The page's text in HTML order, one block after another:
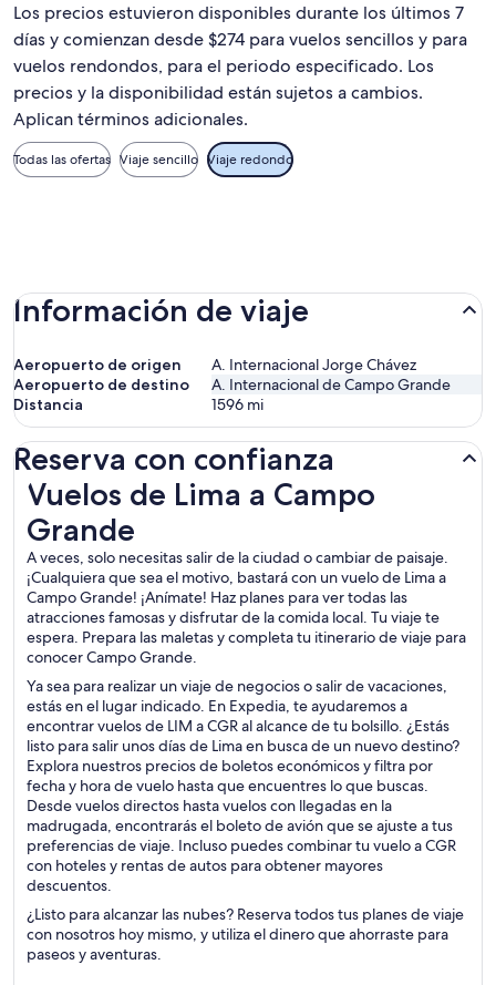
Los precios estuvieron disponibles durante los últimos 7
días y comienzan desde $274 para vuelos sencillos y para
vuelos rendondos, para el periodo especificado. Los
precios y la disponibilidad están sujetos a cambios.
Aplican términos adicionales.
Todas las ofertas Viaje sencillo Viaje redondo
Información de viaje
Aeropuerto de origen
A. Internacional Jorge Chávez
Aeropuerto de destino
A. Internacional de Campo Grande
Distancia
1596 mi
Reserva con confianza
Vuelos de Lima a Campo
Grande
A veces, solo necesitas salir de la ciudad o cambiar de paisaje.
¡Cualquiera que sea el motivo, bastará con un vuelo de Lima a
Campo Grande! ¡Anímate! Haz planes para ver todas las
atracciones famosas y disfrutar de la comida local. Tu viaje te
espera. Prepara las maletas y completa tu itinerario de viaje para
conocer Campo Grande.
Ya sea para realizar un viaje de negocios o salir de vacaciones,
estás en el lugar indicado. En Expedia, te ayudaremos a
encontrar vuelos de LIM a CGR al alcance de tu bolsillo. ¿Estás
listo para salir unos días de Lima en busca de un nuevo destino?
Explora nuestros precios de boletos económicos y filtra por
fecha y hora de vuelo hasta que encuentres lo que buscas.
Desde vuelos directos hasta vuelos con llegadas en la
madrugada, encontrarás el boleto de avión que se ajuste a tus
preferencias de viaje. Incluso puedes combinar tu vuelo a CGR
con hoteles y rentas de autos para obtener mayores
descuentos.
¿Listo para alcanzar las nubes? Reserva todos tus planes de viaje
con nosotros hoy mismo, y utiliza el dinero que ahorraste para
paseos y aventuras.
Vuelos de Lima a Campo Grande